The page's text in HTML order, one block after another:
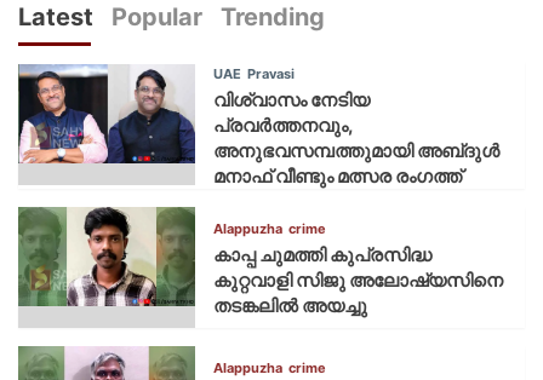
Latest Popular Trending
UAE Pravasi
വിശ്വാസം നേടിയ
പ്രവർത്തനവും,
അനുഭവസമ്പത്തുമായി അബ്‌ദുൾ
മനാഫ് വീണ്ടും മത്സര രംഗത്ത്
Alappuzha crime
കാപ്പ ചുമത്തി കുപ്രസിദ്ധ
കുറ്റവാളി സിജു അലോഷ്യസിനെ
തടങ്കലിൽ അയച്ചു
Alappuzha crime